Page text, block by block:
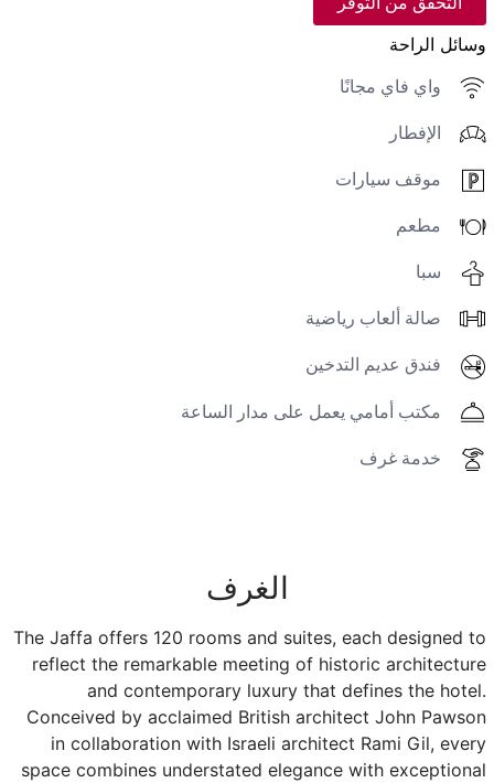
وسائل الراحة
واي فاي مجانًا
الإفطار
موقف سيارات
مطعم
سبا
صالة ألعاب رياضية
فندق عديم التدخين
مكتب أمامي يعمل على مدار الساعة
خدمة غرف
الغرف
The Jaffa offers 120 rooms and suites, each designed to
reflect the remarkable meeting of historic architecture
and contemporary luxury that defines the hotel.
Conceived by acclaimed British architect John Pawson
in collaboration with Israeli architect Rami Gil, every
space combines understated elegance with exceptional